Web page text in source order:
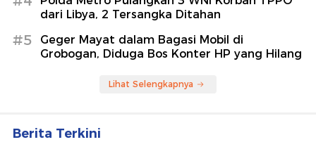
dari Libya, 2 Tersangka Ditahan
#5
Geger Mayat dalam Bagasi Mobil di
Grobogan, Diduga Bos Konter HP yang Hilang
Lihat Selengkapnya
Berita Terkini